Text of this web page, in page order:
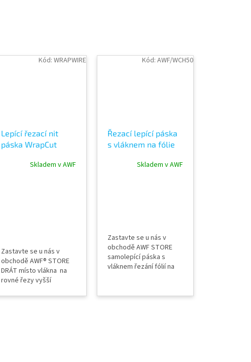
Lepící řezací nit
páska WrapCut
45m na fólieSkladem v AWF
Zastavte se u nás v
obchodě AWF® STORE
DRÁT místo vlákna na
rovné řezy vyšší
řezání wrapping a
Kód:WRAPWIRE
Řezací lepící páska
s vláknem na fólie
Skladem v AWF
Zastavte se u nás v
obchodě AWF STORE
samolepící páska s
vláknem řezání fólií na
aplikace návin 50 m
Kód: AWF/WCH50